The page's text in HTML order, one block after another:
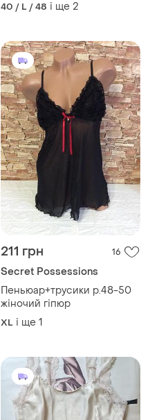
40 / L / 48 і ще 2
211 грн 16
Secret Possessions
Пеньюар+трусики р.48-50
жіночий гіпюр
XL і ще 1